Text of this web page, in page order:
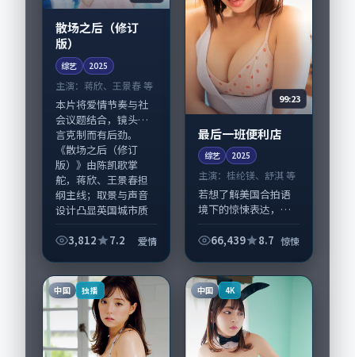
散场之后（修订
版）
综艺 2025
主演： 蒋欣、王景春 等
本片将爱情节奏与社
会议题结合，镜头语
言克制而有后劲。
《散场之后（修订
版）》由陈凯歌掌
舵，蒋欣、王景春担
纲主线；取景与声音
设计凸显英国城市质
3,812
7.2 爱情
99:23
最后一班便利店
综艺 2025
主演：桂纶镁、舒淇 等
若想了解美国合拍语
境下的惊悚表达，
值得关注：剧情侧重
淇与配角群戏并重。
影片2025年面世后...
66,439 8.7 惊悚
中国 独播 中国 4K